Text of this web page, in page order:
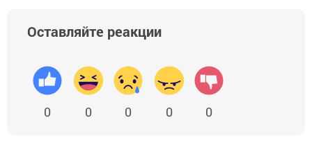
Оставляйте реакции
0 0 0 0 0